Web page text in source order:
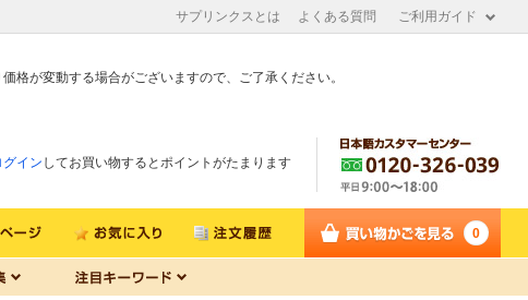
サプリンクスとは よくある質問 ご利用ガイド
格が変動する場合がございますので、ご了承ください。
グイン してお買い物するとポイントがたまります
0